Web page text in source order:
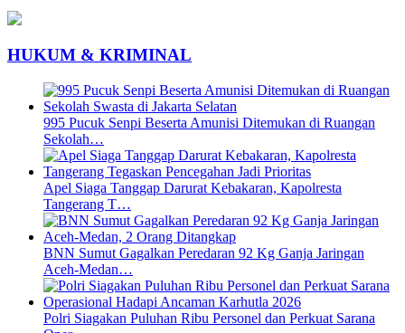
HUKUM & KRIMINAL
995 Pucuk Senpi Beserta Amunisi Ditemukan di Ruangan
Sekolah…
Apel Siaga Tanggap Darurat Kebakaran, Kapolresta
Tangerang T…
BNN Sumut Gagalkan Peredaran 92 Kg Ganja Jaringan
Aceh-Medan…
Polri Siagakan Puluhan Ribu Personel dan Perkuat Sarana